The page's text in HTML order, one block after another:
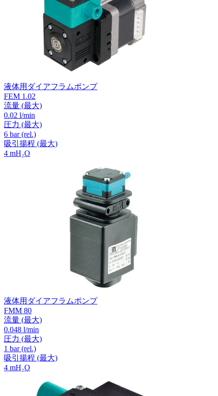
液体用ダイアフラムポンプ
FEM 1.02
流量 (最大)
0.02 l/min
圧力 (最大)
6 bar (rel.)
吸引揚程 (最大)
4 mH₂O
液体用ダイアフラムポンプ
FMM 80
流量 (最大)
0.048 l/min
圧力 (最大)
1 bar (rel.)
吸引揚程 (最大)
4 mH₂O